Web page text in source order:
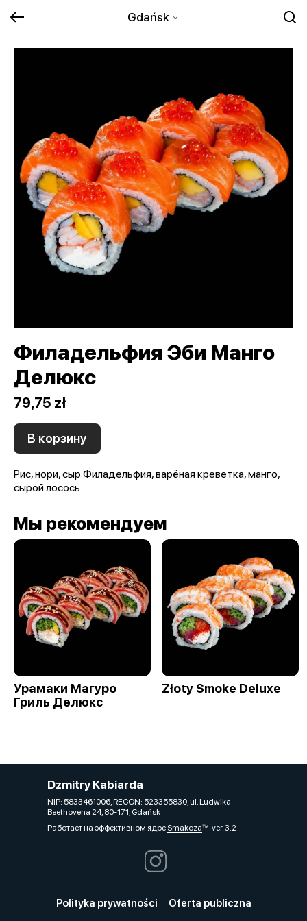
Gdańsk
Филадельфия Эби Манго
Делюкс
79,75 zł
В корзину
Рис, нори, сыр Филадельфия, варёная креветка, манго,
сырой лосось
Мы рекомендуем
Урамаки Магуро
Гриль Делюкс
Złoty Smoke Deluxe
Dzmitry Kabiarda
NIP: 5833461006, REGON: 523355830, ul. Ludwika
Beethovena 24, 80-171, Gdańsk
Работает на эффективном ядре Smakozaver. 3.2
Polityka prywatności Oferta publiczna